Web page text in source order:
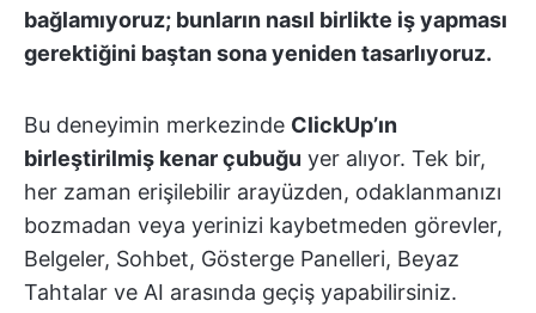
bağlamıyoruz; bunların nasıl birlikte iş yapması
gerektiğini baştan sona yeniden tasarlıyoruz.
Bu deneyimin merkezinde ClickUp’ın
birleştirilmiş kenar çubuğu yer alıyor. Tek bir,
her zaman erişilebilir arayüzden, odaklanmanızı
bozmadan veya yerinizi kaybetmeden görevler,
Belgeler, Sohbet, Gösterge Panelleri, Beyaz
Tahtalar ve AI arasında geçiş yapabilirsiniz.